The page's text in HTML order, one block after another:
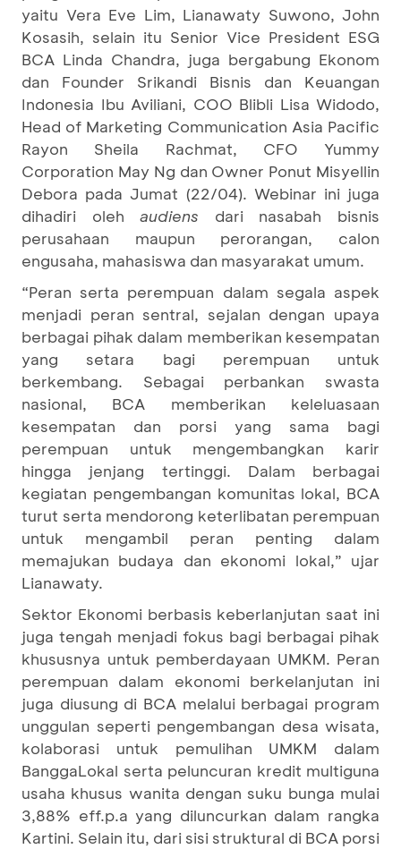
yaitu Vera Eve Lim, Lianawaty Suwono, John
Kosasih, selain itu Senior Vice President ESG
BCA Linda Chandra, juga bergabung Ekonom
dan Founder Srikandi Bisnis dan Keuangan
Indonesia Ibu Aviliani, COO Blibli Lisa Widodo,
Head of Marketing Communication Asia Pacific
Rayon Sheila Rachmat, CFO Yummy
Corporation May Ng dan Owner Ponut Misyellin
Debora pada Jumat (22/04). Webinar ini juga
dihadiri olehaudiens dari nasabah bisnis
perusahaan maupun perorangan, calon
engusaha, mahasiswa dan masyarakat umum.
“Peran serta perempuan dalam segala aspek
menjadi peran sentral, sejalan dengan upaya
berbagai pihak dalam memberikan kesempatan
yang setara bagi perempuan untuk
berkembang. Sebagai perbankan swasta
nasional, BCA memberikan keleluasaan
kesempatan dan porsi yang sama bagi
perempuan untuk mengembangkan karir
hingga jenjang tertinggi. Dalam berbagai
kegiatan pengembangan komunitas lokal, BCA
turut serta mendorong keterlibatan perempuan
untuk mengambil peran penting dalam
memajukan budaya dan ekonomi lokal,” ujar
Lianawaty.
Sektor Ekonomi berbasis keberlanjutan saat ini
juga tengah menjadi fokus bagi berbagai pihak
khususnya untuk pemberdayaan UMKM. Peran
perempuan dalam ekonomi berkelanjutan ini
juga diusung di BCA melalui berbagai program
unggulan seperti pengembangan desa wisata,
kolaborasi untuk pemulihan UMKM dalam
BanggaLokal serta peluncuran kredit multiguna
usaha khusus wanita dengan suku bunga mulai
3,88% eff.p.a yang diluncurkan dalam rangka
Kartini. Selain itu, dari sisi struktural di BCA porsi